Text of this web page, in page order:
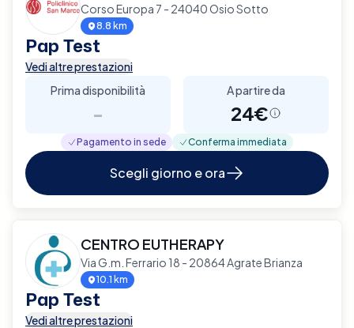
Corso Europa 7 - 24040 Osio Sotto
8.8 km
Pap Test
Vedi altre prestazioni
Prima disponibilità
-
A partire da
24€
Pagamento in sede Conferma immediata
Scegli giorno e ora
CENTRO EUTHERAPY
Via G.m. Ferrario 18 - 20864 Agrate Brianza
10.1 km
Pap Test
Vedi altre prestazioni